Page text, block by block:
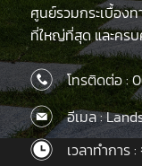
ศูนย์รวมกระเบื้อง
ที่ใหญ่ที่สุด และคร
โทรติดต่อ :
อีเมล :
เวลาทำการ